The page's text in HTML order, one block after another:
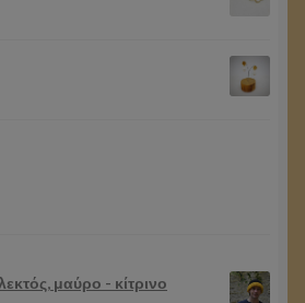
μαύρο - κίτρινο